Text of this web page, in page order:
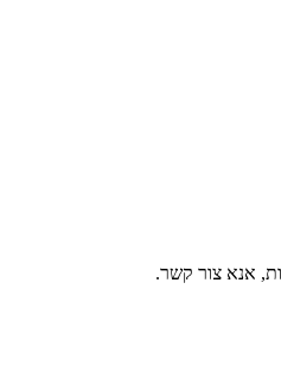
אנא צור קשר.